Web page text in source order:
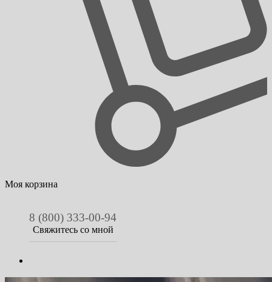
Моя корзина
8 (800) 333-00-94
Свяжитесь со мной